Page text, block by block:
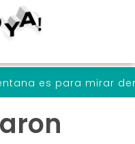
para mirar dentro de